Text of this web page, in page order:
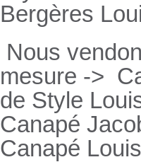
Bergères
Nous
mesure ->
de Style
Canapé
Canapé